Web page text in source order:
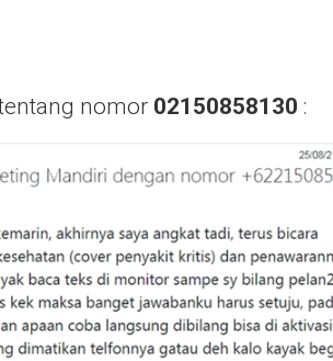
nomor 02150858130 :